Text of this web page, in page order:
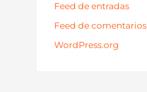
Feed de entradas
Feed de comentarios
WordPress.org